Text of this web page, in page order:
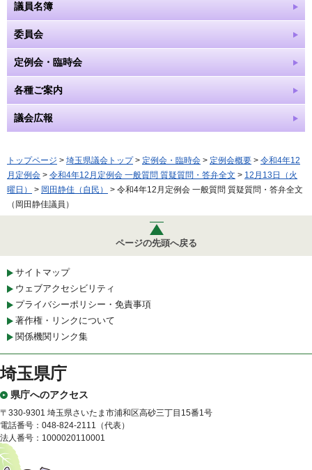
議員名簿
委員会
定例会・臨時会
各種ご案内
議会広報
トップページ > 埼玉県議会トップ> 定例会・臨時会 > 定例会概要 > 令和4年12
月定例会 > 令和4年12月定例会 一般質問 質疑質問・答弁全文 > 12月13日（火
曜日）
> 岡田静佳（自民）
> 令和4年12月定例会 一般質問 質疑質問・答弁全文
（岡田静佳議員）
ページの先頭へ戻る
サイトマップ
ウェブアクセシビリティ
プライバシーポリシー・免責事項
著作権・リンクについて
関係機関リンク集
埼玉県庁
県庁へのアクセス
〒330-9301 埼玉県さいたま市浦和区高砂三丁目15番1号
電話番号：048-824-2111（代表）
法人番号：1000020110001